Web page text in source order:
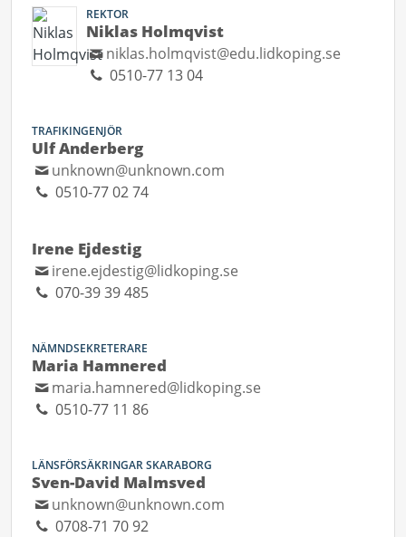
REKTOR
Niklas Holmqvist
niklas.holmqvist@edu.lidkoping.se
0510-77 13 04
TRAFIKINGENJÖR
Ulf Anderberg
unknown@unknown.com
0510-77 02 74
Irene Ejdestig
irene.ejdestig@lidkoping.se
070-39 39 485
NÄMNDSEKRETERARE
Maria Hamnered
maria.hamnered@lidkoping.se
0510-77 11 86
LÄNSFÖRSÄKRINGAR SKARABORG
Sven-David Malmsved
unknown@unknown.com
0708-71 70 92